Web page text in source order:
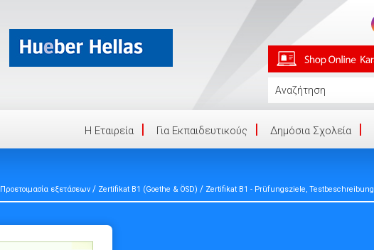
Η Eταιρεία Για Εκπαιδευτικούς Δημόσια Σχολεία
Προετοιμασία εξετάσεων / Zertifikat B1 (Goethe & ÖSD) / Zertifikat B1 - Prüfungsziele, Testbeschreibung